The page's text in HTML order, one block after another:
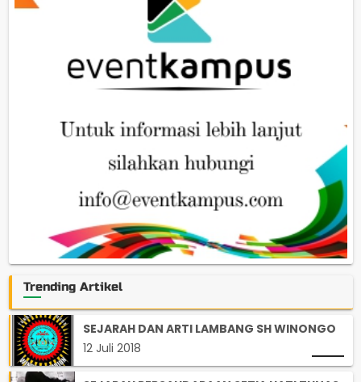
Trending Artikel
SEJARAH DAN ARTI LAMBANG SH WINONGO
12 Juli 2018